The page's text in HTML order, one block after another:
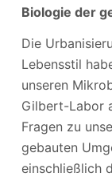
Biologie der
Die
Lebensstil
unseren
Gilbert-Labor
Fragen zu
gebauten
einschließlich